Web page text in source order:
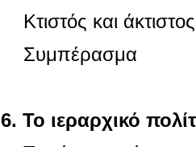
Κτιστός και
Συμπέρασμα
6. Το ιεραρχικό